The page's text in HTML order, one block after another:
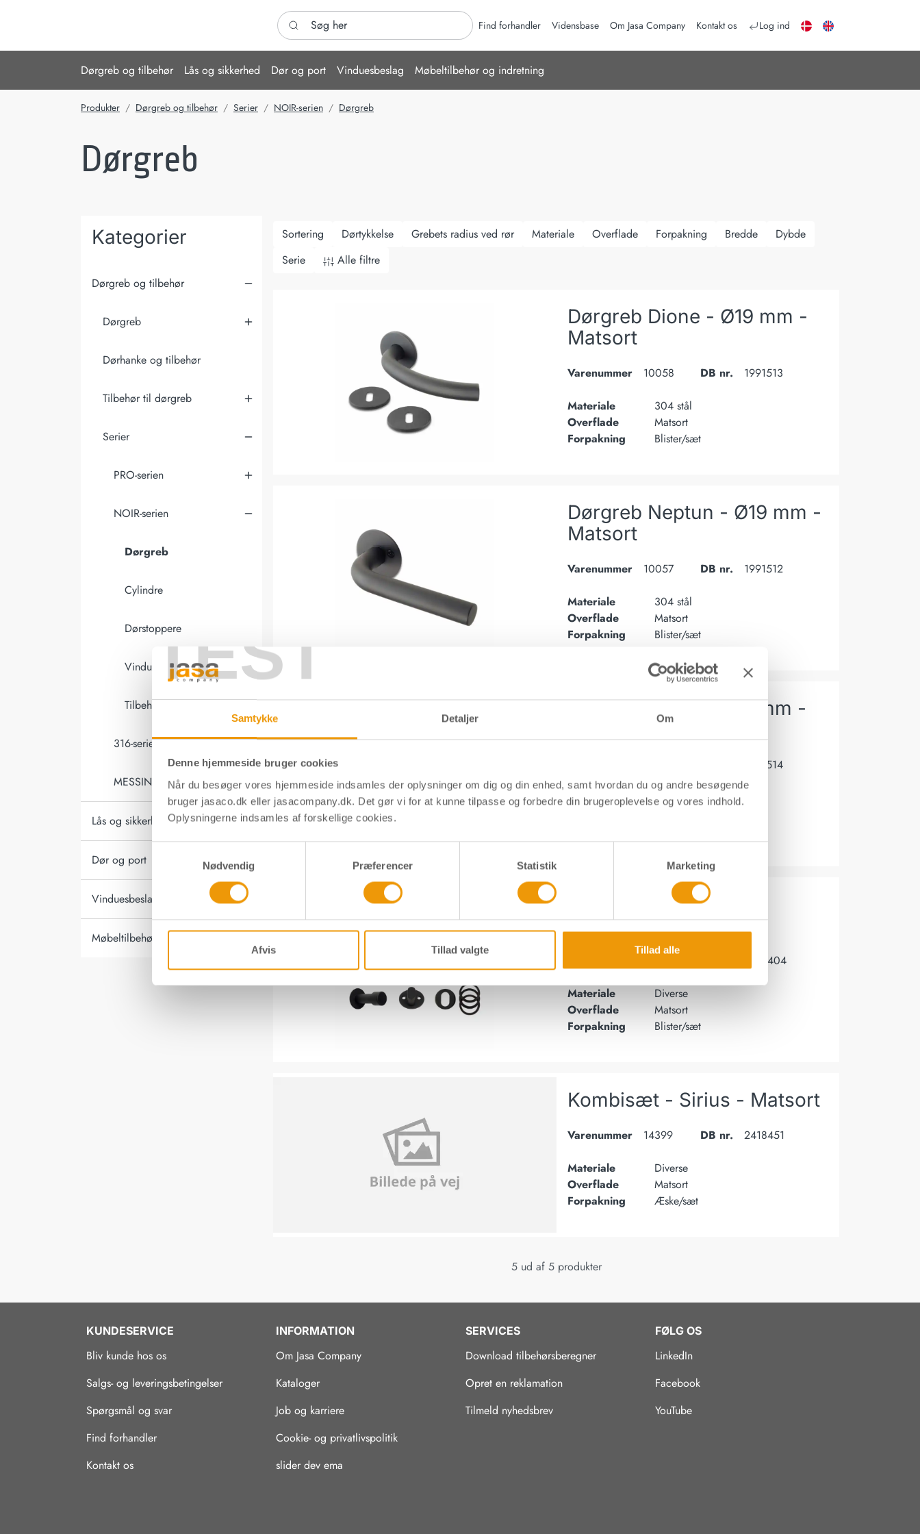
TEST
Samtykke Detaljer Om
Denne hjemmeside bruger cookies
Når du besøger vores hjemmeside indsamles der oplysninger om dig og din enhed, samt hvordan du og andre besøgende
bruger jasaco.dk eller jasacompany.dk. Det gør vi for at kunne tilpasse og forbedre din brugeroplevelse og vores indhold.
Oplysningerne indsamles af forskellige cookies.
Nødvendig
Præferencer Statistik Marketing
Afvis Tillad valgte Tillad alle
Søg her Find forhandler Vidensbase Om Jasa Company Kontakt os Log ind DA EN
Dørgreb og tilbehør Lås og sikkerhed Dør og port Vinduesbeslag Møbeltilbehør og indretning
Produkter Dørgreb og tilbehør Serier NOIR-serien Dørgreb
Dørgreb
Kategorier
Dørgreb og tilbehør
Dørgreb
Dørhanke og tilbehør
Tilbehør til dørgreb
Serier
PRO-serien
NOIR-serien
Dørgreb
Cylindre
Dørstoppere
Vinduessikkerhed
Tilbehør
316-serien
MESSING-serien
Lås og sikkerhed
Dør og port
Vinduesbeslag
Møbeltilbehør og indretning
Sortering Dørtykkelse Grebets radius ved rør Materiale Overflade Forpakning Bredde
Dybde
Serie
Alle filtre
Dørgreb Dione - Ø19 mm -
Matsort
Varenummer 10058 DB nr. 1991513
Materiale
304 stål
Overflade
Matsort
Forpakning
Blister/sæt
Dørgreb Neptun - Ø19 mm -
Matsort
Varenummer 10057 DB nr. 1991512
Materiale
304 stål
Overflade
Matsort
Forpakning
Blister/sæt
Dørgreb Sirius - Ø19 mm -
1991514
Materiale
304 stål
Kombisæt - Neptun - Matsort
Kombisæt - Neptun -
Matsort
2156404
Materiale
Diverse
Overflade
Matsort
Forpakning
Blister/sæt
Kombisæt - Sirius - Matsort
Varenummer 14399 DB nr. 2418451
Materiale
Diverse
Overflade
Matsort
Forpakning
Æske/sæt
5 ud af 5 produkter
KUNDESERVICE
Bliv kunde hos os
Salgs- og leveringsbetingelser
Spørgsmål og svar
Find forhandler
Kontakt os
INFORMATION
Om Jasa Company
Kataloger
Job og karriere
Cookie- og privatlivspolitik
slider dev ema
SERVICES
Download tilbehørsberegner
Opret en reklamation
Tilmeld nyhedsbrev
FØLG OS
LinkedIn
Facebook
YouTube